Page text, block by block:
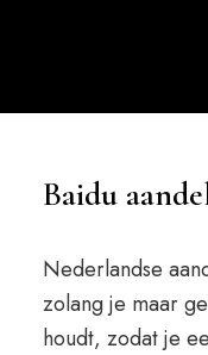
Baidu
Nederlandse
zolang je maar
houdt, zodat je